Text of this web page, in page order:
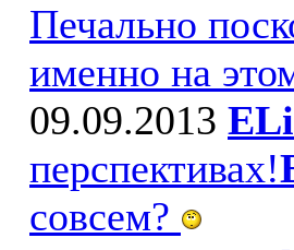
Печально
именно на
09.09.2013 ELi
перспективах!
совсем?